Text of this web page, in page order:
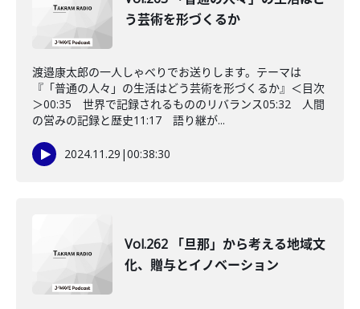
う芸術を形づくるか
渡邉康太郎の一人しゃべりでお送りします。テーマは
『「普通の人々」の生活はどう芸術を形づくるか』＜目次
＞00:35 世界で記録されるもののリバランス05:32 人間
の営みの記録と歴史11:17 語り継が...
2024.11.29 |00:38:30
Vol.262 「旦那」から考える地域文
化、贈与とイノベーション